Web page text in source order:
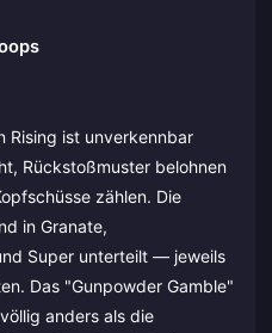
Rising ist unverkennbar
Rückstoßmuster belohnen
zählen. Die
in Granate,
Super unterteilt — jeweils
Das "Gunpowder Gamble"
anders als die